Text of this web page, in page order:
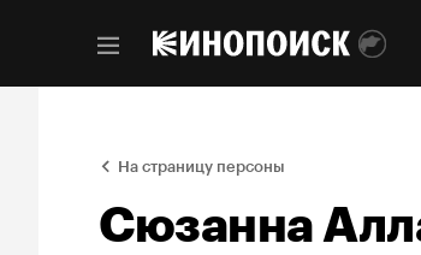
На страницу персоны
Сюзанна